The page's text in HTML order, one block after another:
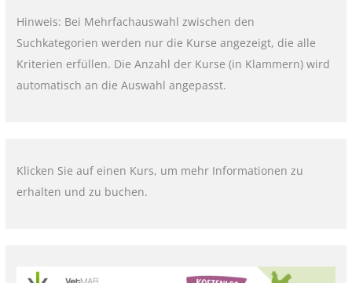
Hinweis: Bei Mehrfachauswahl zwischen den
Suchkategorien werden nur die Kurse angezeigt, die alle
Kriterien erfüllen. Die Anzahl der Kurse (in Klammern) wird
automatisch an die Auswahl angepasst.
Klicken Sie auf einen Kurs, um mehr Informationen zu
erhalten und zu buchen.